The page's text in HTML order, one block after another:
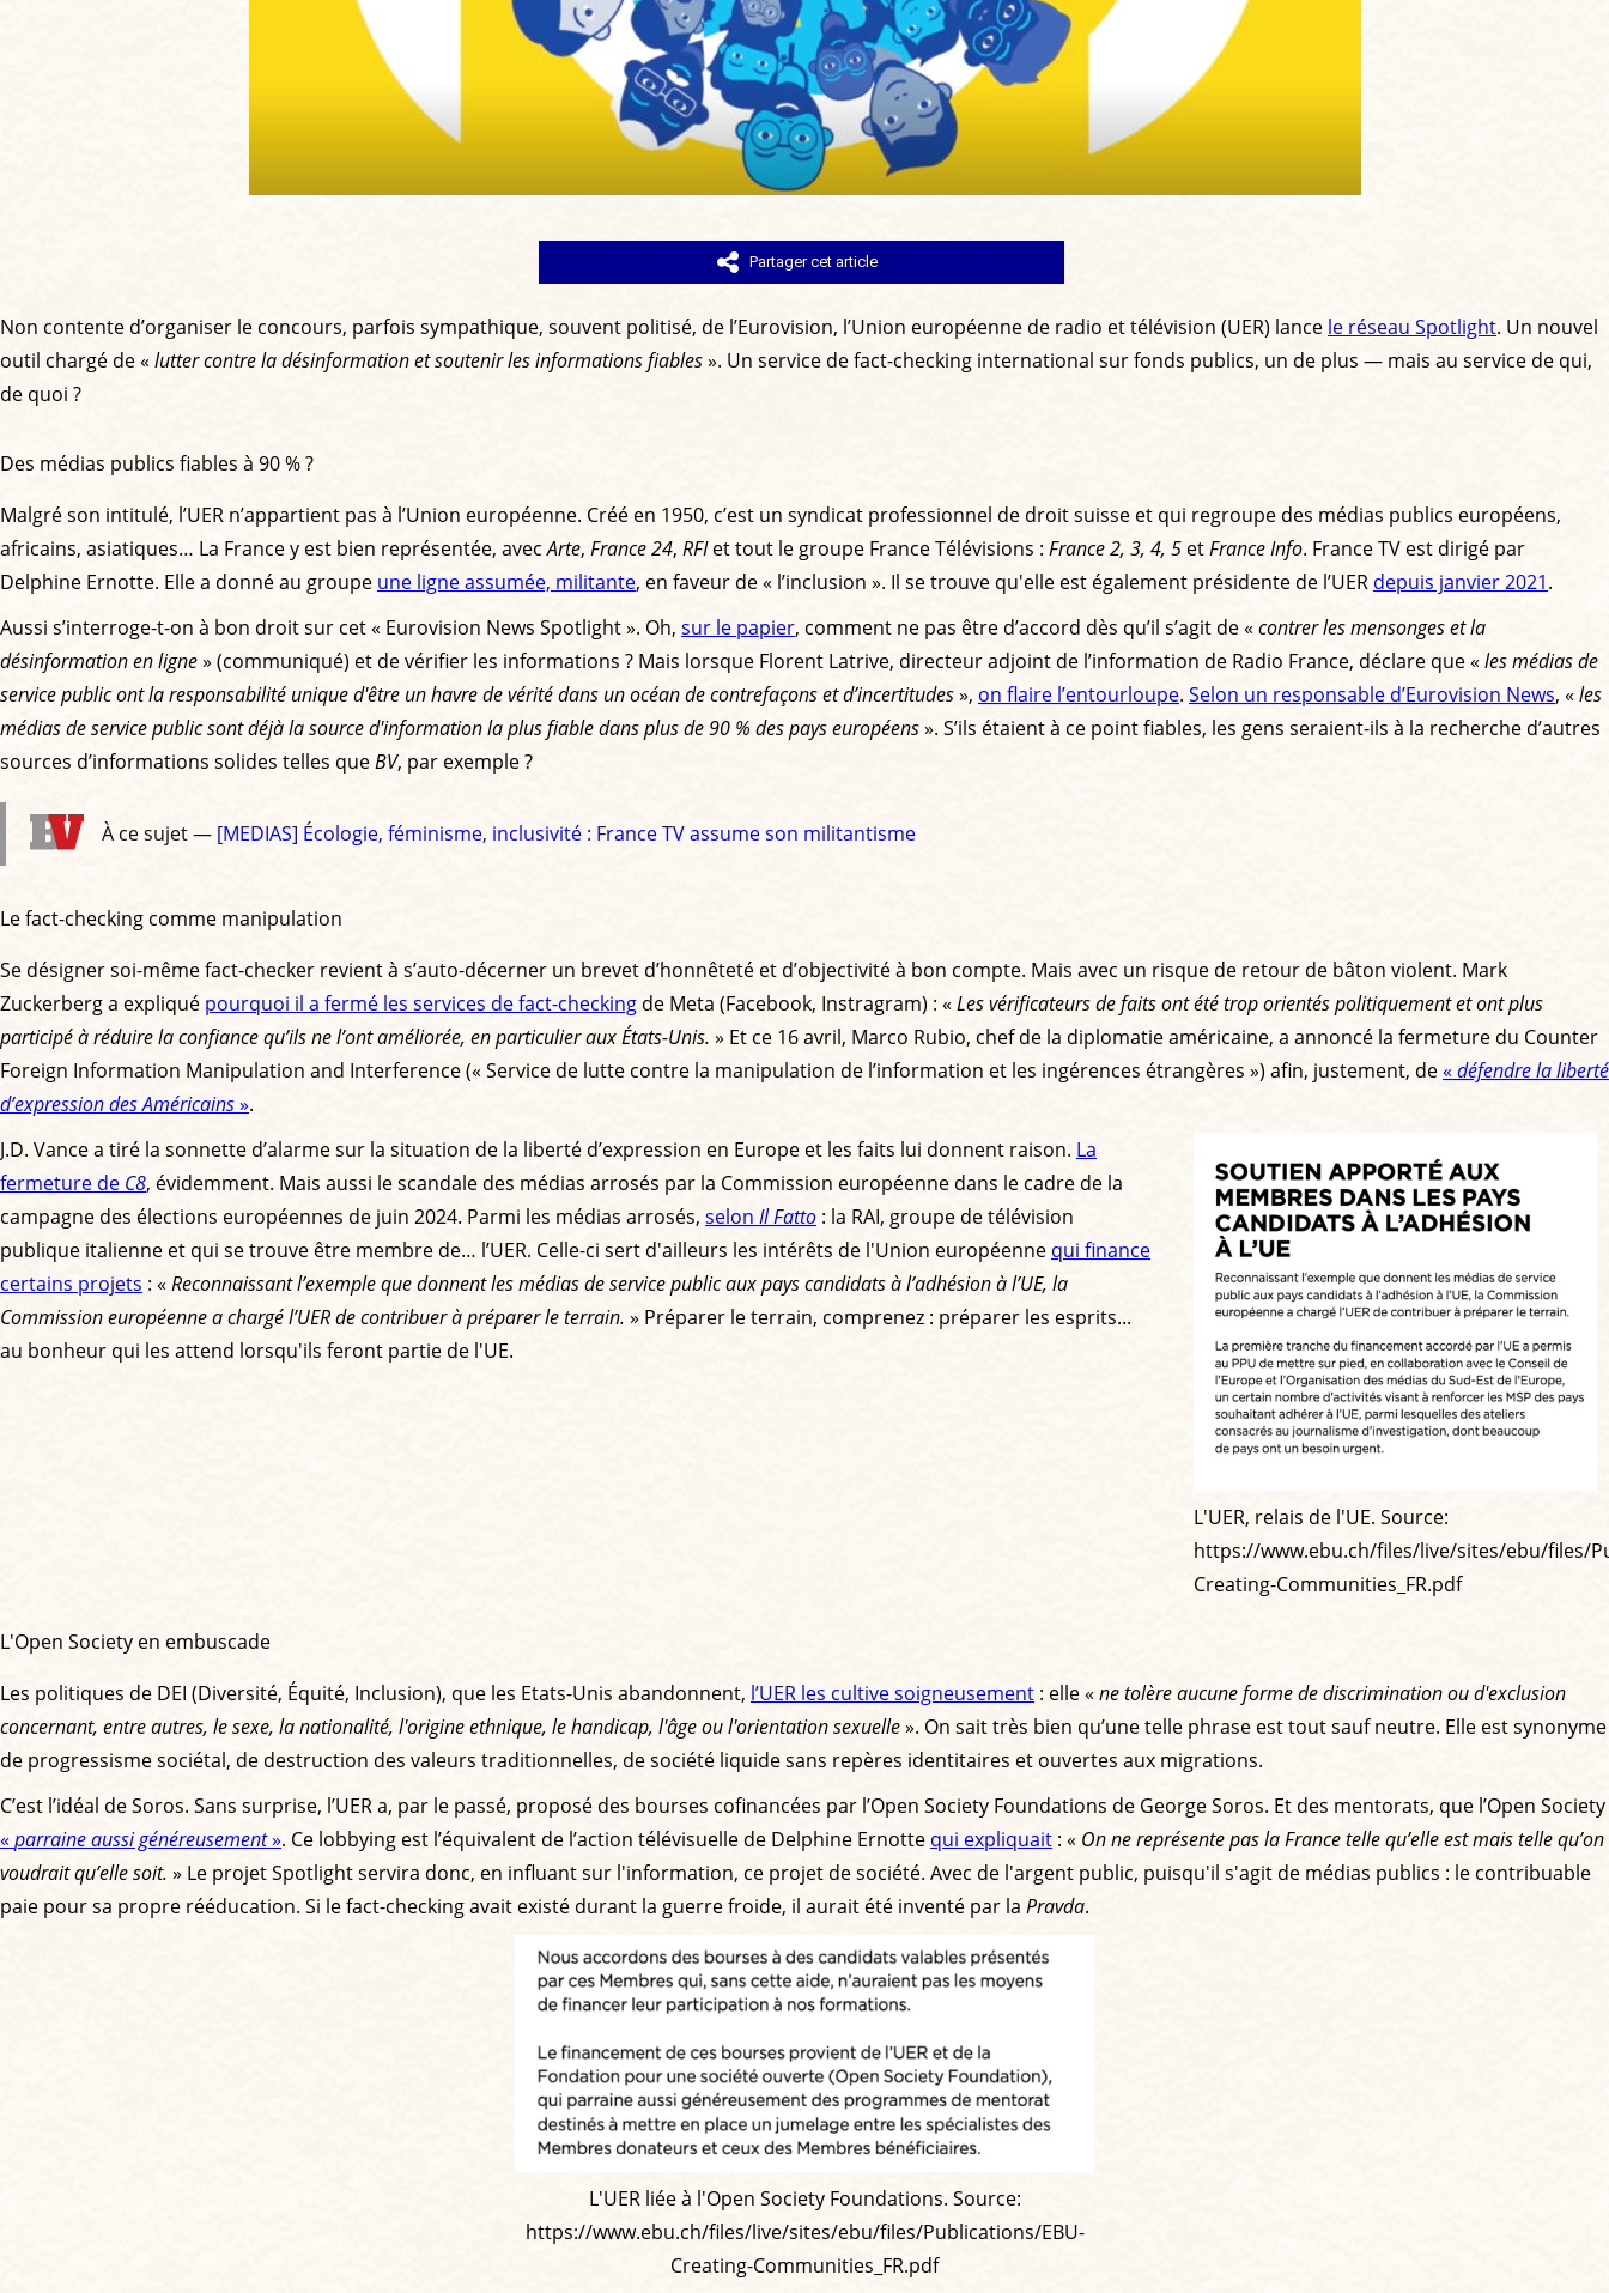
Partager cet article
Non contente d’organiser le concours, parfois sympathique, souvent politisé, de l’Eurovision, l’Union européenne de radio et télévision (UER) lance le réseau Spotlight. Un nouvel
outil chargé de «lutter contre la désinformation et soutenir les informations fiables». Un service de fact-checking international sur fonds publics, un de plus — mais au service de qui,
de quoi ?
Des médias publics fiables à 90 % ?
Malgré son intitulé, l’UER n’appartient pas à l’Union européenne. Créé en 1950, c’est un syndicat professionnel de droit suisse et qui regroupe des médias publics européens,
africains, asiatiques… La France y est bien représentée, avecArte, France 24, RFIet tout le groupe France Télévisions : France 2, 3, 4, 5 etFrance Info. France TV est dirigé par
Delphine Ernotte. Elle a donné au groupe une ligne assumée, militante, en faveur de « l’inclusion ». Il se trouve qu'elle est également présidente de l’UER depuis janvier 2021.
Aussi s’interroge-t-on à bon droit sur cet « Eurovision News Spotlight ». Oh, sur le papier, comment ne pas être d’accord dès qu’il s’agit de «contrer les mensonges et la
désinformation en ligne» (communiqué) et de vérifier les informations ? Mais lorsque Florent Latrive, directeur adjoint de l’information de Radio France, déclare que «les médias de
service public ont la responsabilité unique d'être un havre de vérité dans un océan de contrefaçons et d’incertitudes», on flaire l’entourloupe. Selon un responsable d’Eurovision News, « les
médias de service public sont déjà la source d'information la plus fiable dans plus de 90 % des pays européens». S’ils étaient à ce point fiables, les gens seraient-ils à la recherche d’autres
sources d’informations solides telles queBV, par exemple ?
À ce sujet — [MEDIAS] Écologie, féminisme, inclusivité : France TV assume son militantisme
Le fact-checking comme manipulation
Se désigner soi-même fact-checker revient à s’auto-décerner un brevet d’honnêteté et d’objectivité à bon compte. Mais avec un risque de retour de bâton violent. Mark
Zuckerberg a expliqué pourquoi il a fermé les services de fact-checking de Meta (Facebook, Instragram) : «Les vérificateurs de faits ont été trop orientés politiquement et ont plus
participé à réduire la confiance qu’ils ne l’ont améliorée, en particulier aux États-Unis. » Et ce 16 avril, Marco Rubio, chef de la diplomatie américaine, a annoncé la fermeture du Counter
Foreign Information Manipulation and Interference (« Service de lutte contre la manipulation de l’information et les ingérences étrangères ») afin, justement, de«défendre la liberté
d’expression des Américains».
L'UER, relais de l'UE. Source:
https://www.ebu.ch/files/live/sites/ebu/files/
Creating-Communities_FR.pdf
J.D. Vance a tiré la sonnette d’alarme sur la situation de la liberté d’expression en Europe et les faits lui donnent raison. La
fermeture de C8, évidemment. Mais aussi le scandale des médias arrosés par la Commission européenne dans le cadre de la
campagne des élections européennes de juin 2024. Parmi les médias arrosés, selon Il Fatto : la RAI, groupe de télévision
publique italienne et qui se trouve être membre de… l’UER. Celle-ci sert d'ailleurs les intérêts de l'Union européenne qui finance
certains projets : «Reconnaissant l’exemple que donnent les médias de service public aux pays candidats à l’adhésion à l’UE, la
Commission européenne a chargé l’UER de contribuer à préparer le terrain. » Préparer le terrain, comprenez : préparer les esprits...
au bonheur qui les attend lorsqu'ils feront partie de l'UE.
L'Open Society en embuscade
Les politiques de DEI (Diversité, Équité, Inclusion), que les Etats-Unis abandonnent, l’UER les cultive soigneusement : elle «ne tolère aucune forme de discrimination ou d'exclusion
concernant, entre autres, le sexe, la nationalité, l'origine ethnique, le handicap, l'âge ou l'orientation sexuelle». On sait très bien qu’une telle phrase est tout sauf neutre. Elle est synonyme
de progressisme sociétal, de destruction des valeurs traditionnelles, de société liquide sans repères identitaires et ouvertes aux migrations.
C’est l’idéal de Soros. Sans surprise, l’UER a, par le passé, proposé des bourses cofinancées par l’Open Society Foundations de George Soros. Et des mentorats, que l’Open Society
«parraine aussi généreusement». Ce lobbying est l’équivalent de l’action télévisuelle de Delphine Ernotte qui expliquait : « On ne représente pas la France telle qu’elle est mais telle qu’on
voudrait qu’elle soit. » Le projet Spotlight servira donc, en influant sur l'information, ce projet de société. Avec de l'argent public, puisqu'il s'agit de médias publics : le contribuable
paie pour sa propre rééducation. Si le fact-checking avait existé durant la guerre froide, il aurait été inventé par la Pravda.
L'UER liée à l'Open Society Foundations. Source:
https://www.ebu.ch/files/live/sites/ebu/files/Publications/EBU-
Creating-Communities_FR.pdf